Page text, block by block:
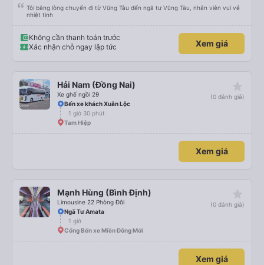
Tôi bằng lòng chuyến đi từ Vũng Tàu đến ngã tư Vũng Tàu, nhân viên vui vẻ
nhiệt tình
Không cần thanh toán trước
Xác nhận chỗ ngay lập tức
Xem giá
Hải Nam (Đồng Nai)
Xe ghế ngồi 29
(0 đánh giá)
Bến xe khách Xuân Lộc
1 giờ 30 phút
Tam Hiệp
Xem giá
Mạnh Hùng (Bình Định)
Limousine 22 Phòng Đôi
(0 đánh giá)
Ngã Tư Amata
1 giờ
Cổng Bến xe Miền Đông Mới
Xem giá